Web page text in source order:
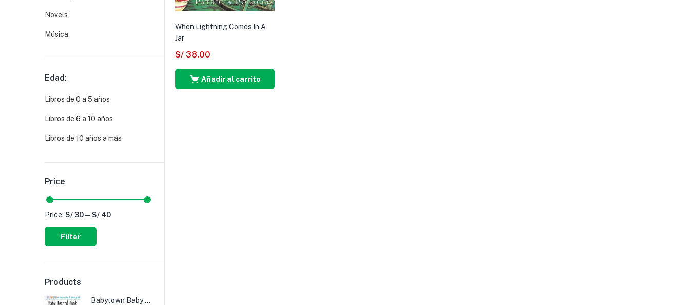
When Lightning Comes In A
Jar
S/ 38.00
Añadir al carrito
Novels
Música
Edad:
Libros de 0 a 5 años
Libros de 6 a 10 años
Libros de 10 años a más
Price
Filter
Price: S/ 30—S/ 40
Products
Babytown Baby Record Book